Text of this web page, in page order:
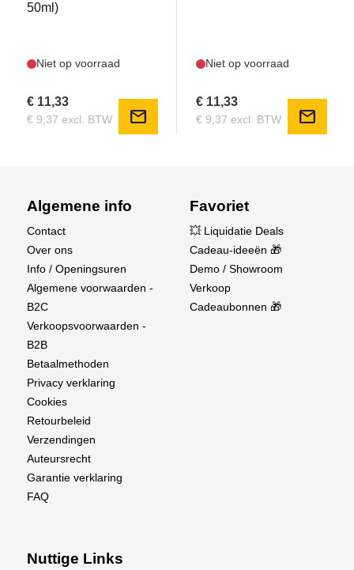
50ml)
Niet op voorraad
€ 11,33
€ 9,37 excl. BTW mail
Niet op voorraad
€ 11,33
€ 9,37 excl. BTW mail
Algemene info
Contact
Over ons
Info / Openingsuren
Algemene voorwaarden -
B2C
Verkoopsvoorwaarden -
B2B
Betaalmethoden
Privacy verklaring
Cookies
Retourbeleid
Verzendingen
Auteursrecht
Garantie verklaring
FAQ
Favoriet
💥 Liquidatie Deals
Cadeau-ideeën 🎁
Demo / Showroom
Verkoop
Cadeaubonnen 🎁
Nuttige Links